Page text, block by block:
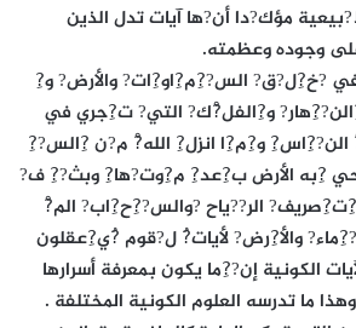
مؤك?دا أن?ها آيات تدل الذين
وجوده وعظمته.
?خ?ِل?ق? الس??ِم?ِاو?ِات? والأرض? و?ِ
و?ِالفل?ْك? التي? ت?ِجري في
و?ِم?ِا انزل?ِ الله?ْ م?ن ?ِالس??ِ
?ِبه الأرض ب?ِعد?ِ م?ِوت?ها?ِ وبث??ِ ف?
الر??ياح ?والس??ِح?ِاب? الم?ْ
والأ?ِرض? لأيات?ُ ل?قوم ?ُي?ِعقلون
وتدبر الآيات الكونية إن??ِما يكون بمعرفة أسرارها
ما تدرسه العلوم الكونية المختلفة .